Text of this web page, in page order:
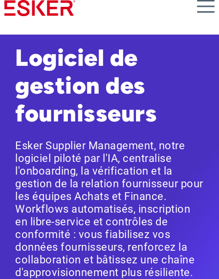
Skip
to
content
Logiciel de
gestion des
fournisseurs
Esker Supplier Management, notre
logiciel piloté par l'IA, centralise
l'onboarding, la vérification et la
gestion de la relation fournisseur pour
les équipes Achats et Finance.
Workflows automatisés, inscription
en libre-service et contrôles de
conformité : vous fiabilisez vos
données fournisseurs, renforcez la
collaboration et bâtissez une chaîne
d'approvisionnement plus résiliente.